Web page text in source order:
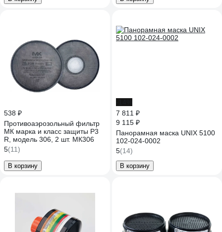
538 ₽
Противоаэрозольный фильтр
МК марка и класс защиты Р3
R, модель 306, 2 шт. МК306
5(11)
В корзину
7 811 ₽
9 115 ₽
Панорамная маска UNIX 5100
102-024-0002
5(14)
В корзину